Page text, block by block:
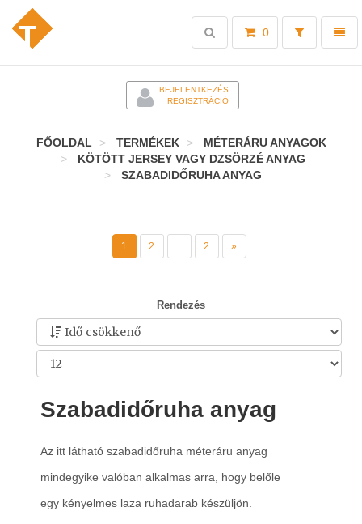
Toggle
0
Toggle
search
BEJELENTKEZÉS
REGISZTRÁCIÓ
FŐOLDAL TERMÉKEK
MÉTERÁRU ANYAGOK
KÖTÖTT JERSEY VAGY DZSÖRZÉ ANYAG
SZABADIDŐRUHA ANYAG
1 2 ... 2 »
Rendezés
Szabadidőruha anyag
Az itt látható szabadidőruha méteráru anyag
mindegyike valóban alkalmas arra, hogy belőle
egy kényelmes laza ruhadarab készüljön.